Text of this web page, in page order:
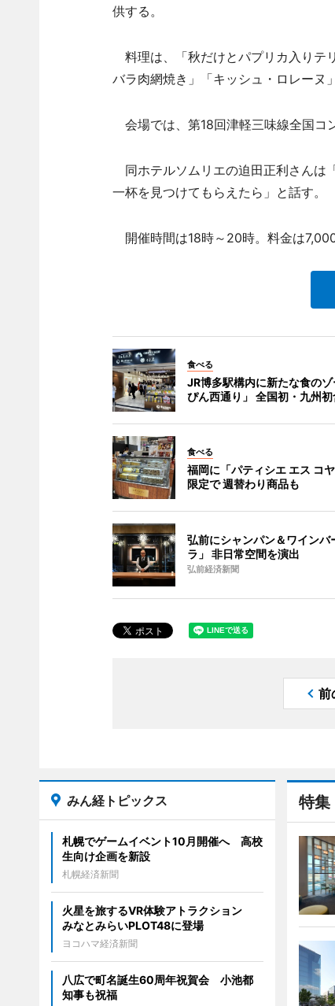
供する。
料理は、「秋だけとパプリカ入りテ
バラ肉網焼き」「キッシュ・ロレーヌ
会場では、第18回津軽三味線全国コ
同ホテルソムリエの迫田正利さんは
一杯を見つけてもらえたら」と話す。
開催時間は18時～20時。料金は
食べる
JR博多駅構内に新たな食の
ぴん西通り」 全国初・九州
食べる
福岡に「パティシエ エス コ
限定で 週替わり商品も
弘前にシャンパン＆ワインバ
ラ」 非日常空間を演出
弘前経済新聞
前
特集
みん経トピックス
札幌でゲームイベント10月開催へ 高校
生向け企画を新設
札幌経済新聞
火星を旅するVR体験アトラクション
みなとみらいPLOT48に登場
ヨコハマ経済新聞
八広で町名誕生60周年祝賀会 小池都
知事も祝福